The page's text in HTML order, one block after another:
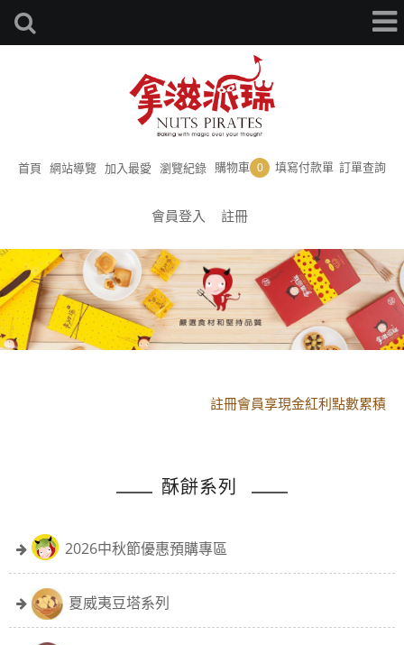
首頁 網站導覽 加入最愛 瀏覽紀錄 購物車 0 填寫付款單 訂單查詢
會員登入 註冊
註冊會員享現金紅利點數累積
酥餅系列
2026中秋節優惠預購專區
夏威夷豆塔系列